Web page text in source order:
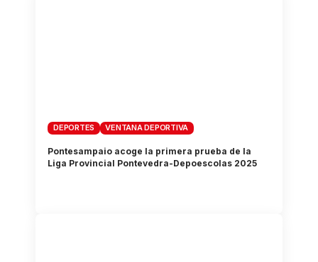
DEPORTES VENTANA DEPORTIVA
Pontesampaio acoge la primera prueba de la
Liga Provincial Pontevedra-Depoescolas 2025